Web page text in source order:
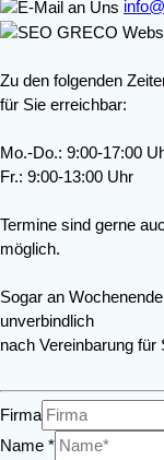
Zu den folgenden
für Sie erreichbar:
Mo.-Do.: 9:00-17:00
Fr.: 9:00-13:00 Uhr
Termine sind gerne
möglich.
Sogar an
unverbindlich
nach Vereinbarung für
Firma
Name *